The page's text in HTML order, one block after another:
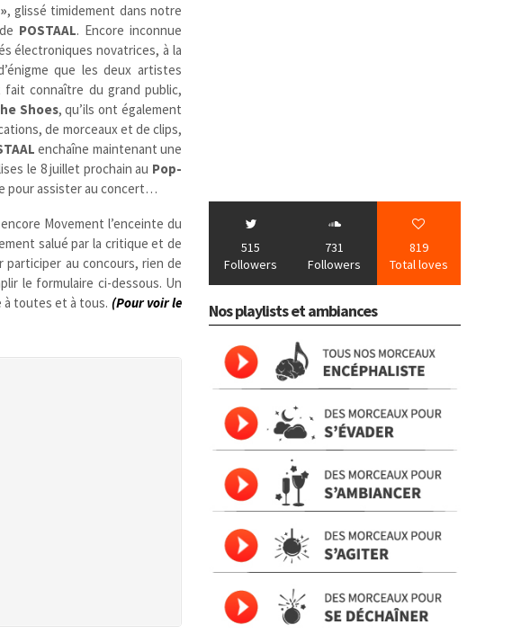
, glissé timidement dans notre
POSTAAL. Encore inconnue
électroniques novatrices, à la
que les deux artistes
connaître du grand public,
Shoes, qu’ils ont également
de morceaux et de clips,
enchaîne maintenant une
le 8 juillet prochain au Pop-
pour assister au concert…
Movement l’enceinte du
salué par la critique et de
au concours, rien de
le formulaire ci-dessous. Un
à toutes et à tous. (Pour voir le
515
Followers
731
Followers
819
Total loves
Nos playlists et ambiances